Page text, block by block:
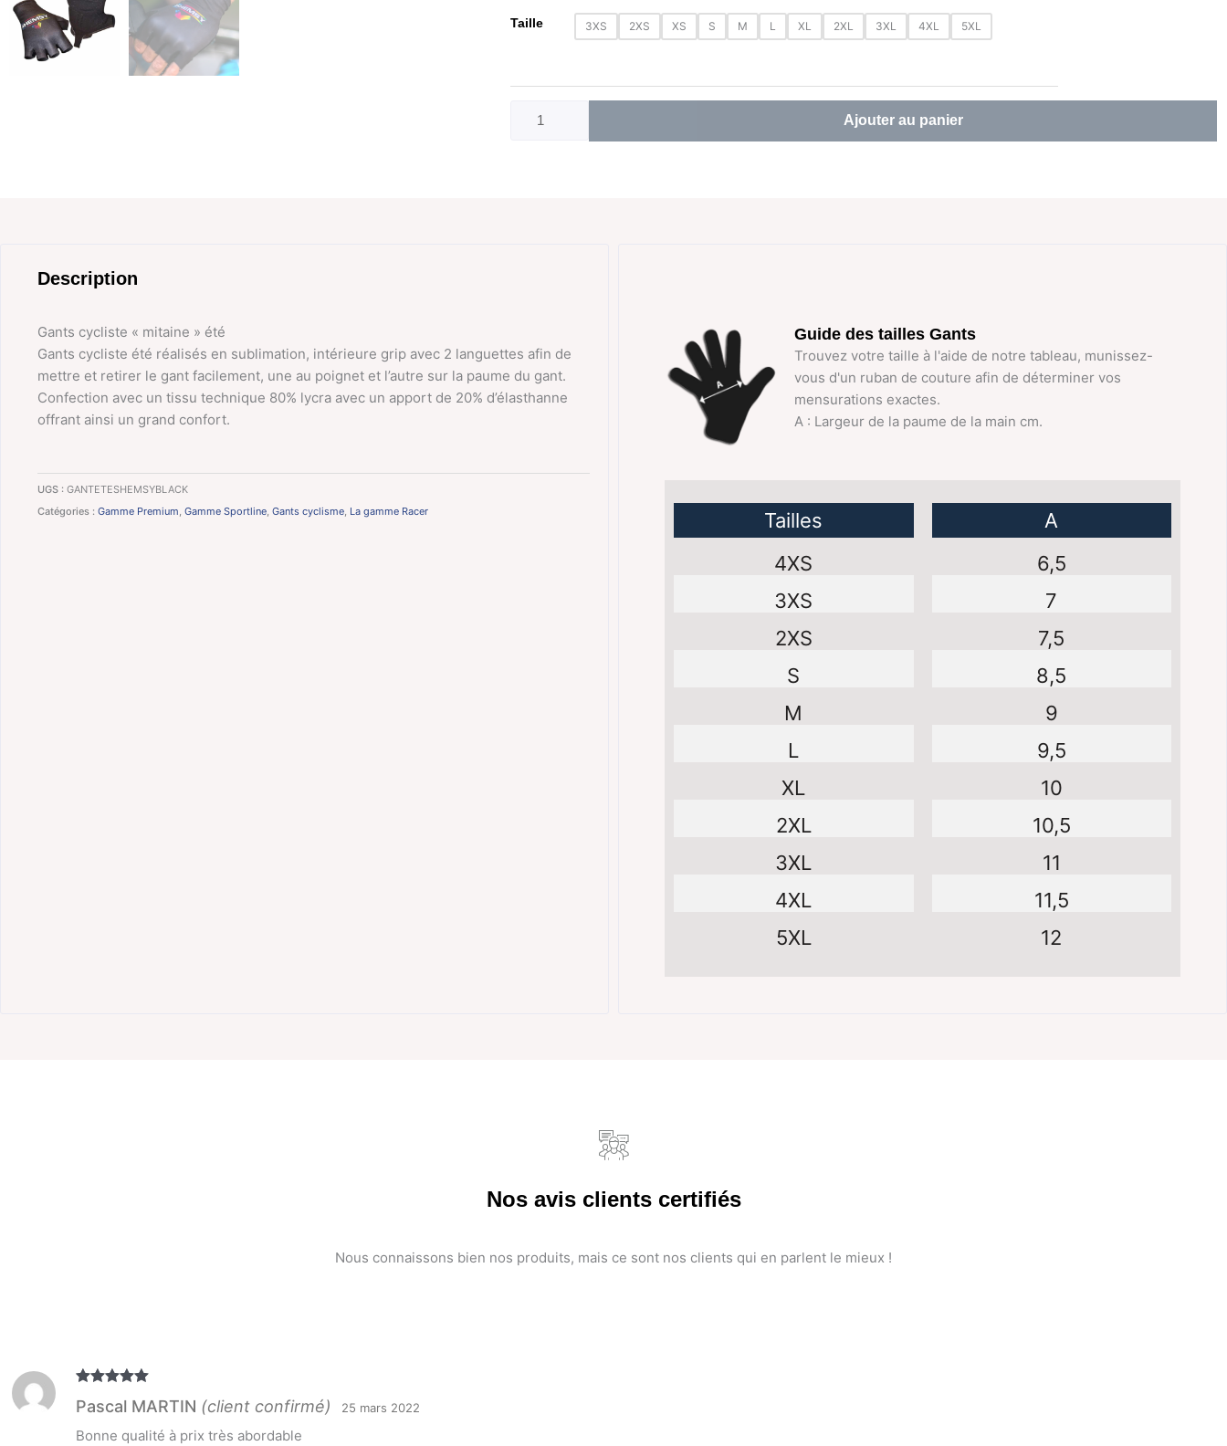
Taille 3XS 2XS XS S M L XL 2XL 3XL 4XL 5XL
quantité
de
Ajouter au panier
Description
Gants cycliste « mitaine » été
Gants cycliste été réalisés en sublimation, intérieure grip avec 2 languettes afin de
mettre et retirer le gant facilement, une au poignet et l’autre sur la paume du gant.
Confection avec un tissu technique 80% lycra avec un apport de 20% d’élasthanne
offrant ainsi un grand confort.
UGS : GANTETESHEMSYBLACK
Catégories : Gamme Premium, Gamme Sportline, Gants cyclisme, La gamme Racer
Guide des tailles Gants
Trouvez votre taille à l'aide de notre tableau, munissez-
vous d'un ruban de couture afin de déterminer vos
mensurations exactes.
A : Largeur de la paume de la main cm.
Tailles
4XS
3XS
2XS
S
M
L
XL
2XL
3XL
4XL
5XL
A
6,5
7
7,5
8,5
9
9,5
10
10,5
11
11,5
12
Nos avis clients certifiés
Nous connaissons bien nos produits, mais ce sont nos clients qui en parlent le mieux !
5
Pascal MARTIN (client confirmé) 25 mars 2022
Bonne qualité à prix très abordable